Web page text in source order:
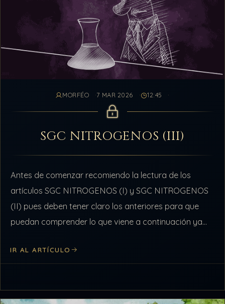
MORFÉO 7 MAR 2026 12:45
SGC NITROGENOS (III)
Antes de comenzar recomiendo la lectura de los
artículos SGC NITROGENOS (I) y SGC NITROGENOS
(II) pues deben tener claro los anteriores para que
puedan comprender lo que viene a continuación ya
IR AL ARTÍCULO